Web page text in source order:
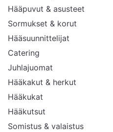
Hääpuvut & asusteet
Sormukset & korut
Hääsuunnittelijat
Catering
Juhlajuomat
Hääkakut & herkut
Hääkukat
Hääkutsut
Somistus & valaistus